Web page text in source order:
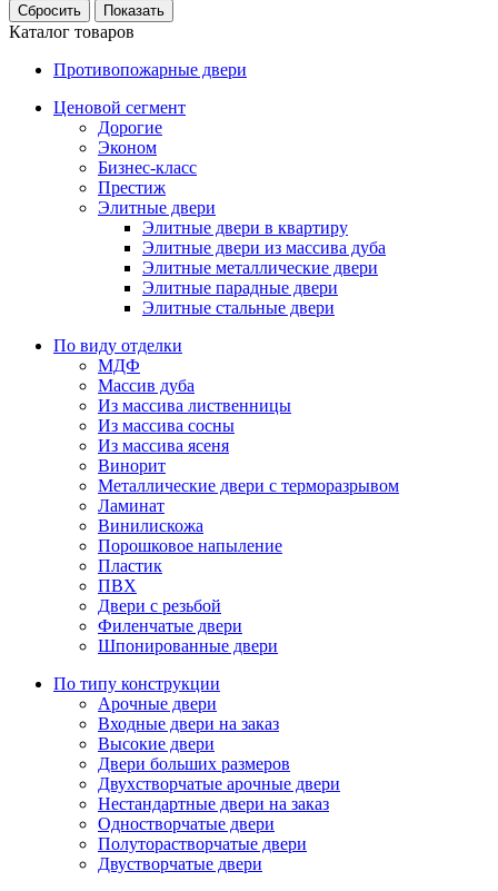
Каталог товаров
Противопожарные двери
Ценовой сегмент
Дорогие
Эконом
Бизнес-класс
Престиж
Элитные двери
Элитные двери в квартиру
Элитные двери из массива дуба
Элитные металлические двери
Элитные парадные двери
Элитные стальные двери
По виду отделки
МДФ
Массив дуба
Из массива лиственницы
Из массива сосны
Из массива ясеня
Винорит
Металлические двери с терморазрывом
Ламинат
Винилискожа
Порошковое напыление
Пластик
ПВХ
Двери с резьбой
Филенчатые двери
Шпонированные двери
По типу конструкции
Арочные двери
Входные двери на заказ
Высокие двери
Двери больших размеров
Двухстворчатые арочные двери
Нестандартные двери на заказ
Одностворчатые двери
Полуторастворчатые двери
Двустворчатые двери